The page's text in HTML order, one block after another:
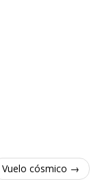
Vuelo cósmico →